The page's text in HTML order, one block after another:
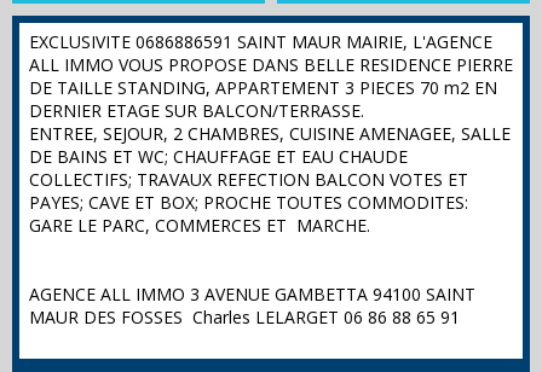
EXCLUSIVITE 0686886591 SAINT MAUR MAIRIE, L'AGENCE
ALL IMMO VOUS PROPOSE DANS BELLE RESIDENCE PIERRE
DE TAILLE STANDING, APPARTEMENT 3 PIECES 70 m2 EN
DERNIER ETAGE SUR BALCON/TERRASSE.
ENTREE, SEJOUR, 2 CHAMBRES, CUISINE AMENAGEE, SALLE
DE BAINS ET WC; CHAUFFAGE ET EAU CHAUDE
COLLECTIFS; TRAVAUX REFECTION BALCON VOTES ET
PAYES; CAVE ET BOX; PROCHE TOUTES COMMODITES:
GARE LE PARC, COMMERCES ET MARCHE.
AGENCE ALL IMMO 3 AVENUE GAMBETTA 94100 SAINT
MAUR DES FOSSES Charles LELARGET 06 86 88 65 91